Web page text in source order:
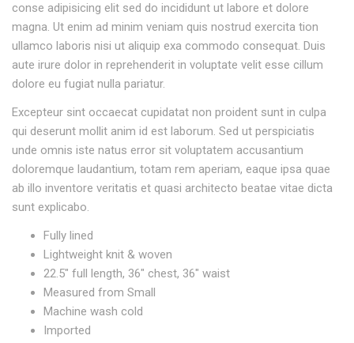
conse adipisicing elit sed do incididunt ut labore et dolore
magna. Ut enim ad minim veniam quis nostrud exercita tion
ullamco laboris nisi ut aliquip exa commodo consequat. Duis
aute irure dolor in reprehenderit in voluptate velit esse cillum
dolore eu fugiat nulla pariatur.
Excepteur sint occaecat cupidatat non proident sunt in culpa
qui deserunt mollit anim id est laborum. Sed ut perspiciatis
unde omnis iste natus error sit voluptatem accusantium
doloremque laudantium, totam rem aperiam, eaque ipsa quae
ab illo inventore veritatis et quasi architecto beatae vitae dicta
sunt explicabo.
Fully lined
Lightweight knit & woven
22.5″ full length, 36″ chest, 36″ waist
Measured from Small
Machine wash cold
Imported